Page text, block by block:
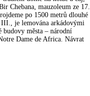
Chebana, mauzoleum ze 17.
po 1500 metrů dlouhé
je lemována arkádovými
města – národní
Dame de Africa. Návrat